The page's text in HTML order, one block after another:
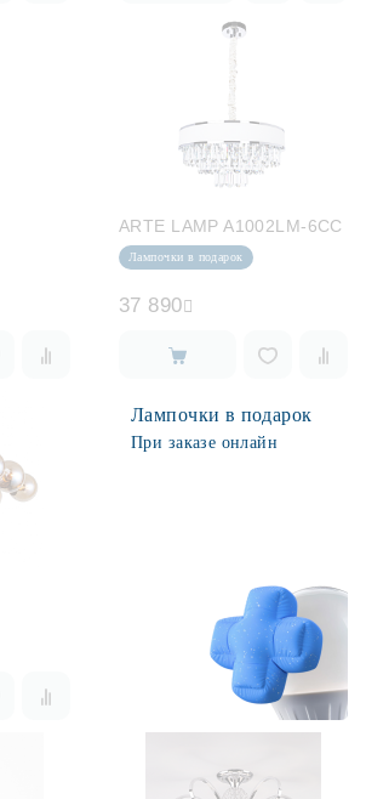
ARTE LAMP A1002LM-6CC
Лампочки в подарок
37 890
Лампочки в подарок
При заказе онлайн